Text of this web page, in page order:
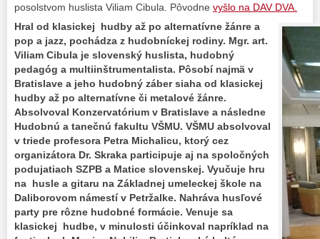
posolstvom huslista Viliam Cibula. Pôvodne vyšlo na DAV DVA.
Hral od klasickej hudby až po alternatívne žánre a
pop a jazz, pochádza z hudobníckej rodiny. Mgr. art.
Viliam Cibula je slovenský huslista, hudobný
pedagóg a multiinštrumentalista. Pôsobí najmä v
Bratislave a jeho hudobný záber siaha od klasickej
hudby až po alternatívne či metalové žánre.
Absolvoval Konzervatórium v Bratislave a následne
Hudobnú a tanečnú fakultu VŠMU. VŠMU absolvoval
v triede profesora Petra Michalicu, ktorý cez
organizátora Dr. Skraka participuje aj na spoločných
podujatiach SZPB a Matice slovenskej. Vyučuje hru
na husle a gitaru na Základnej umeleckej škole na
Daliborovom námestí v Petržalke. Nahráva husľové
party pre rôzne hudobné formácie. Venuje sa
klasickej hudbe, v minulosti účinkoval napríklad na